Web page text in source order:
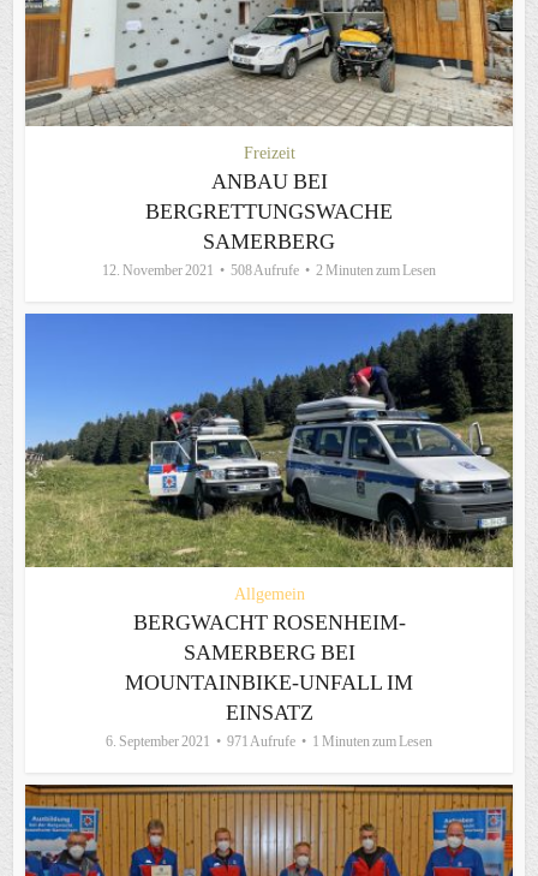
Freizeit
ANBAU BEI
BERGRETTUNGSWACHE
SAMERBERG
12. November 2021 508 Aufrufe 2 Minuten zum Lesen
Allgemein
BERGWACHT ROSENHEIM-
SAMERBERG BEI
MOUNTAINBIKE-UNFALL IM
EINSATZ
6. September 2021 971 Aufrufe 1 Minuten zum Lesen